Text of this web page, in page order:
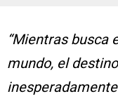
“Mientras busca
mundo, el